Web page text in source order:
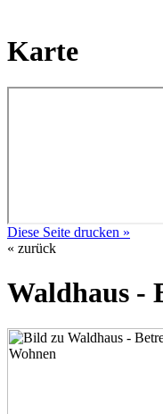
Karte
Diese Seite drucken »
« zurück
Waldhaus -